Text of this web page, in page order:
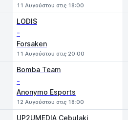
11 Αυγούστου στις 18:00
LODIS
-
Forsaken
11 Αυγούστου στις 20:00
Bomba Team
-
Anonymo Esports
12 Αυγούστου στις 18:00
UP2UMEDIA Cebulaki